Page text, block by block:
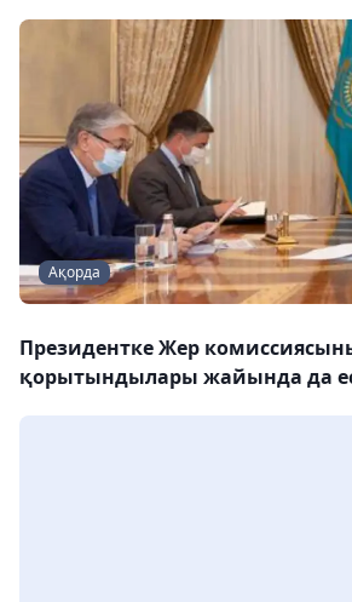
Ақорда
Президентке Жер
қорытындылары жайында да